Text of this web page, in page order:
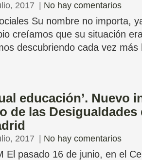
2017 No hay comentarios
Su nombre no importa,
creíamos que su situación
descubriendo cada vez
educación’. Nuevo
de las Desigualdades
2017 No hay comentarios
El pasado 16 de junio, en el